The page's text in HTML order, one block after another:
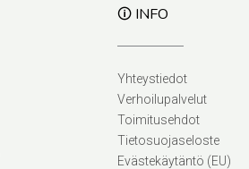
🛈 INFO
Yhteystiedot
Verhoilupalvelut
Toimitusehdot
Tietosuojaseloste
Evästekäytäntö (EU)